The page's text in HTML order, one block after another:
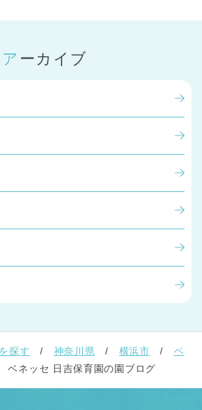
アーカイブ
探す 神奈川県 横浜市
ベ
ベネッセ 日吉保育園の園ブログ